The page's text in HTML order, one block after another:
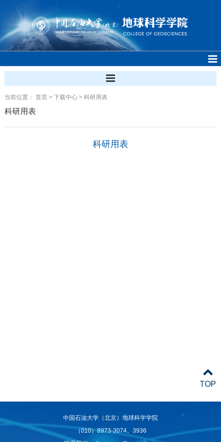
当前位置： 首页> 下载中心> 科研用表
科研用表
科研用表
中国石油大学（北京）地球科学学院
（010）8973-3074、3936
TOP